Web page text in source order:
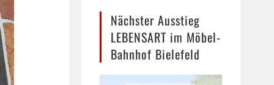
Nächster Ausstieg
LEBENSART im Möbel-
Bahnhof Bielefeld